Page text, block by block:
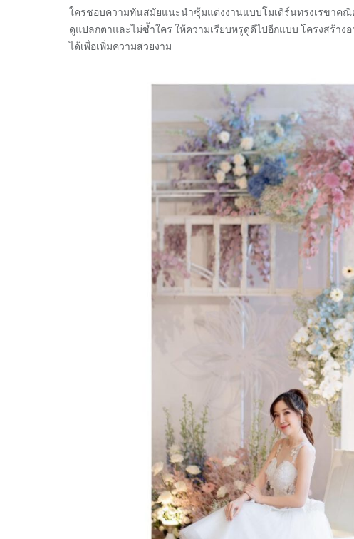
ใครชอบความทันสมัยแนะนำซุ้มแต่งงานแบบโมเดิร์นทรงเรขาค
ดูแปลกตาและไม่ซ้ำใคร ให้ความเรียบหรูดูดีไปอีกแบบ โครงสร้า
ได้เพื่อเพิ่มความสวยงาม